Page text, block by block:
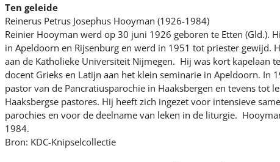
Ten geleide
Reinerus Petrus Josephus Hooyman (1926-1984)
Reinier Hooyman werd op 30 juni 1926 geboren te Etten (Gld.).
in Apeldoorn en Rijsenburg en werd in 1951 tot priester gewijd.
aan de Katholieke Universiteit Nijmegen. Hij was kort kapelaan
docent Grieks en Latijn aan het klein seminarie in Apeldoorn. In
pastor van de Pancratiusparochie in Haaksbergen en tevens tot
Haaksbergse pastores. Hij heeft zich ingezet voor intensieve
parochies en voor de deelname van leken in de liturgie.
1984.
Bron: KDC-Knipselcollectie